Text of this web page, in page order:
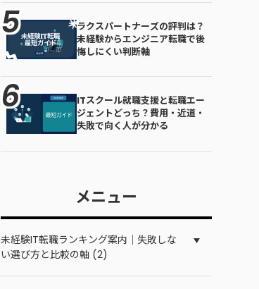
ラクスパートナーズの評判は？
未経験からエンジニア転職で後
悔しにくい判断軸
ITスクール就職支援と転職エー
ジェントどっち？費用・近道・
失敗で向く人が分かる
メニュー
未経験IT転職ランキング案内｜失敗しな
い選び方と比較の軸 (2)